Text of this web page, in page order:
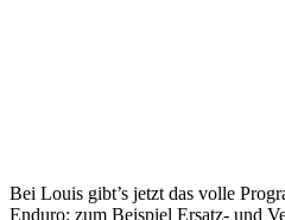
Bei Louis gibt’s jetzt das volle
Enduro: zum Beispiel Ersatz- und